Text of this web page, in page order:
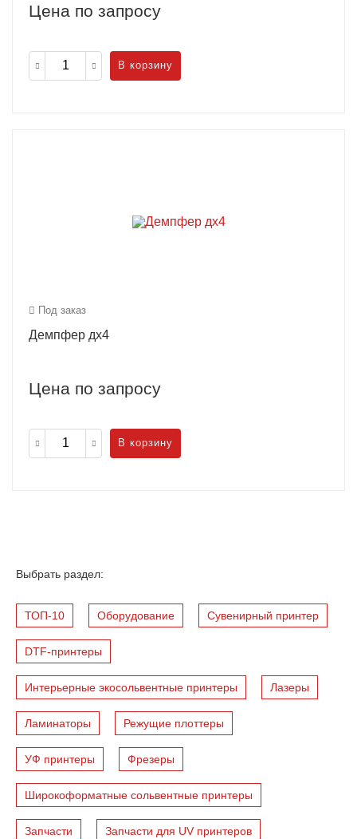
Цена по запросу
В корзину
Под заказ
Демпфер дх4
Цена по запросу
В корзину
Выбрать раздел:
ТОП-10 Оборудование Cувенирный принтер
DTF-принтеры
Интерьерные экосольвентные принтеры Лазеры
Ламинаторы Режущие плоттеры
УФ принтеры Фрезеры
Широкоформатные сольвентные принтеры
Запчасти Запчасти для UV принтеров